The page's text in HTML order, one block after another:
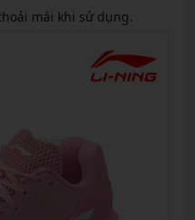
mái khi sử dụng.